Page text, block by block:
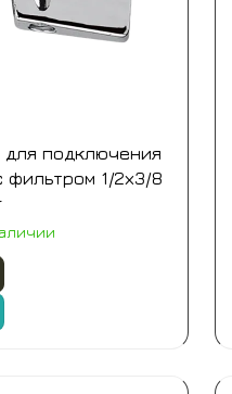
для подключения
фильтром 1/2х3/8